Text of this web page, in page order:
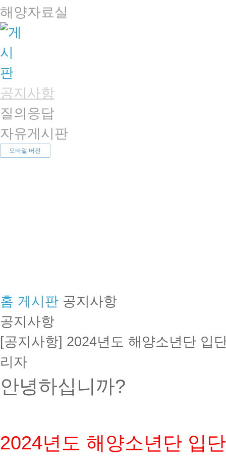
해양자료실
공지사항
질의응답
자유게시판
모바일 버전
홈 게시판 공지사항
공지사항
[공지사항] 2024년도 해양소년단 입
리자
안녕하십니까?
2024년도 해양소년단 입